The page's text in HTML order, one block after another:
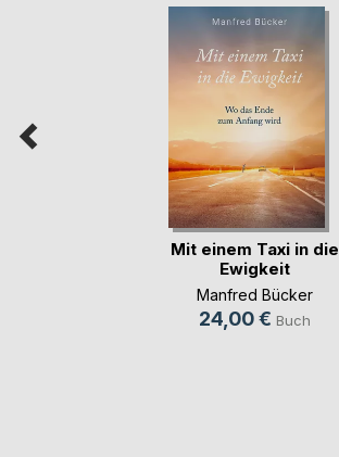
Mit einem Taxi in die
Ewigkeit
Manfred Bücker
24,00 € Buch